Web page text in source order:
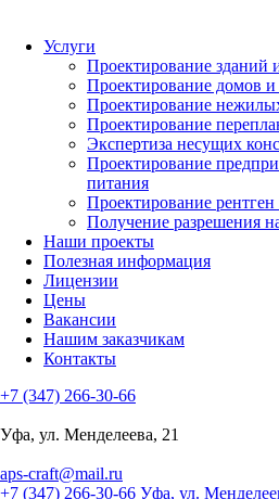
Услуги
Проектирование зданий
Проектирование домов и
Проектирование
Проектирование
Экспертиза несущих
Проектирование
питания
Проектирование рентген
Получение разрешения
Наши проекты
Полезная информация
Лицензии
Цены
Вакансии
Нашим заказчикам
Контакты
+7 (347) 266-30-66
Уфа, ул. Менделеева, 21
aps-craft@mail.ru
+7 (347) 266-30-66 Уфа, ул.